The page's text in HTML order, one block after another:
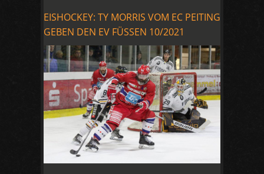
EISHOCKEY: TY MORRIS VOM EC PEITING
GEBEN DEN EV FÜSSEN 10/2021